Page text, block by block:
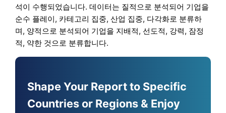
석이 수행되었습니다. 데이터는 질적으로 분석되어 기업을
순수 플레이, 카테고리 집중, 산업 집중, 다각화로 분류하
며, 양적으로 분석되어 기업을 지배적, 선도적, 강력, 잠정
적, 약한 것으로 분류합니다.
Shape Your Report to Specific
Countries or Regions & Enjoy